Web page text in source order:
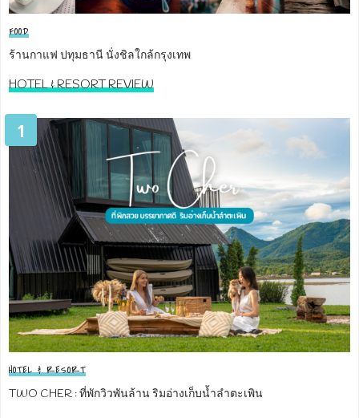
FOOD
ร้านกาแฟ ปทุมธานี นั่งชิลใกล้กรุงเทพ
HOTEL & RESORT REVIEW
1
HOTEL & RESORT
TWO CHER : ที่พักวิวพันล้าน ริมอ่างเก็บน้ำลำตะเพิน